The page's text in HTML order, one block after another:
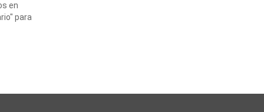
en
para